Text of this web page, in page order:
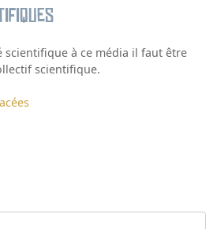
à ce média il faut être
scientifique.